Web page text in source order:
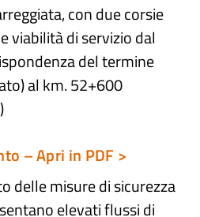
con due corsie
viabilità di servizio dal
del termine
al km. 52+600
– Apri in PDF >
delle misure di sicurezza
elevati flussi di